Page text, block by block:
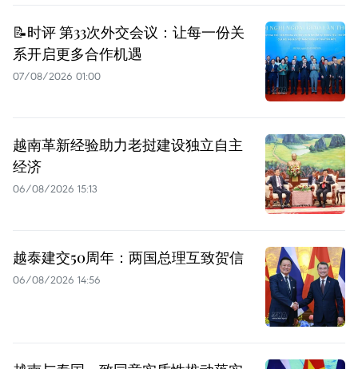
📝时评 第33次外交会议：让每一份关
系开启更多合作机遇
07/08/2026 01:00
越南革新经验助力老挝建设独立自主
经济
06/08/2026 15:13
越泰建交50周年：两国总理互致贺信
06/08/2026 14:56